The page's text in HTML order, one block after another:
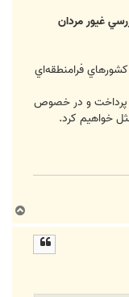
غيور مردان
فرامنطقه‌اي
پرداخت و در خصوص
خواهيم كرد.
ا